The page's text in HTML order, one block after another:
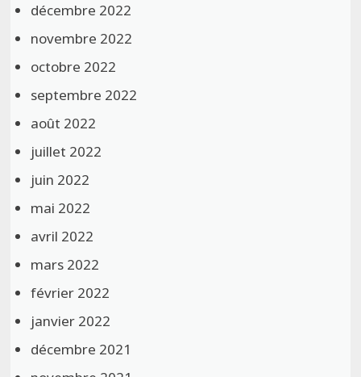
décembre 2022
novembre 2022
octobre 2022
septembre 2022
août 2022
juillet 2022
juin 2022
mai 2022
avril 2022
mars 2022
février 2022
janvier 2022
décembre 2021